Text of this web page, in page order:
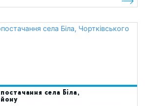
села Біла,